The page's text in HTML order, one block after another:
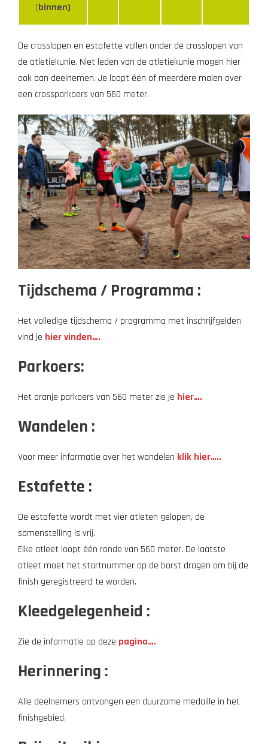
(binnen)
De crosslopen en estafette vallen onder de crosslopen van
de atletiekunie. Niet leden van de atletiekunie mogen hier
ook aan deelnemen. Je loopt één of meerdere malen over
een crossparkoers van 560 meter.
Tijdschema / Programma :
Het volledige tijdschema / programma met inschrijfgelden
vind je hier vinden….
Parkoers:
Het oranje parkoers van 560 meter zie je hier….
Wandelen :
Voor meer informatie over het wandelen klik hier…..
Estafette :
De estafette wordt met vier atleten gelopen, de
samenstelling is vrij.
Elke atleet loopt één ronde van 560 meter. De laatste
atleet moet het startnummer op de borst dragen om bij de
finish geregistreerd te worden.
Kleedgelegenheid :
Zie de informatie op deze pagina….
Herinnering :
Alle deelnemers ontvangen een duurzame medaille in het
finishgebied.